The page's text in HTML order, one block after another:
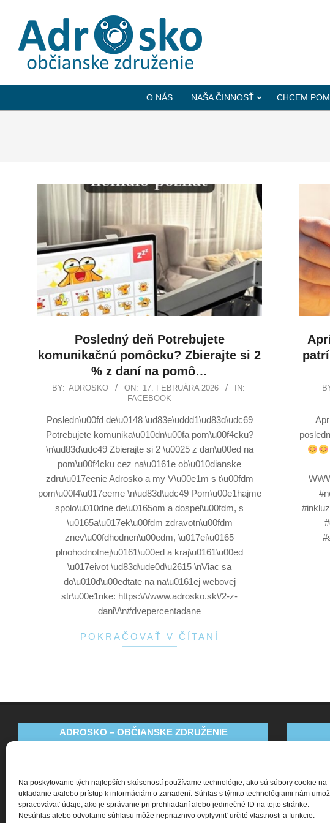
Na poskytovanie tých najlepších skúseností používame technológie, ako sú súbory cookie na
ukladanie a/alebo prístup k informáciám o zariadení. Súhlas s týmito technológiami nám
spracovávať údaje, ako je správanie pri prehliadaní alebo jedinečné ID na tejto stránke.
Nesúhlas alebo odvolanie súhlasu môže nepriaznivo ovplyvniť určité vlastnosti a funkcie.
OBČIANSKE
O NÁS NAŠA ČINNOSŤ CHCEM
Posledný deň Potrebujete
komunikačnú pomôcku? Zbierajte si 2
% z daní na pomô…
BY: ADROSKO ON: 17. FEBRUÁRA 2026
IN:
FACEBOOK
Posledn\u00fd de\u0148 \ud83e\uddd1\ud83d\udc69
Potrebujete komunika\u010dn\u00fa pom\u00f4cku?
\n\ud83d\udc49 Zbierajte si 2 \u0025 z dan\u00ed na
pom\u00f4cku cez na\u0161e ob\u010dianske
zdru\u017eenie Adrosko a my V\u00e1m s t\u00fdm
pom\u00f4\u017eeme \n\ud83d\udc49 Pom\u00e1hajme
spolo\u010dne de\u0165om a dospel\u00fdm, s
\u0165a\u017ek\u00fdm zdravotn\u00fdm
znev\u00fdhodnen\u00edm, \u017ei\u0165
plnohodnotnej\u0161\u00ed a kraj\u0161\u00ed
\u017eivot \ud83d\ude0d\u2615 \nViac sa
do\u010d\u00edtate na na\u0161ej webovej
str\u00e1nke: https:\/\/www.adrosko.sk\/2-z-
dani\/\n#dvepercentadane
POKRAČOVAŤ V ČÍTANÍ
ADROSKO – OBČIANSKE ZDRUŽENIE
+421 911 135 252
oz@adrosko.sk
osobných